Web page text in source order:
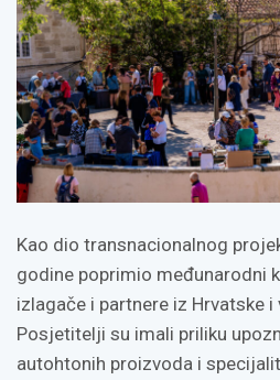
Kao dio transnacionalnog
godine poprimio međunarodni
izlagače i partnere iz Hrvatske
Posjetitelji su imali priliku
autohtonih proizvoda i